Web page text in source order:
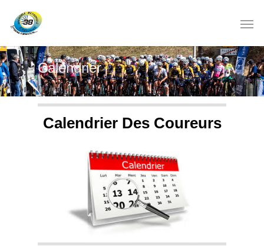
Calendrier
Calendrier Des Coureurs